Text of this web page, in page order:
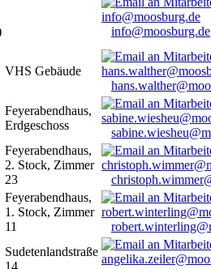
info@moosburg.de
VHS Gebäude
Feyerabendhaus,
Erdgeschoss
Feyerabendhaus,
2. Stock, Zimmer
23
Feyerabendhaus,
1. Stock, Zimmer
11
Sudetenlandstraße
14